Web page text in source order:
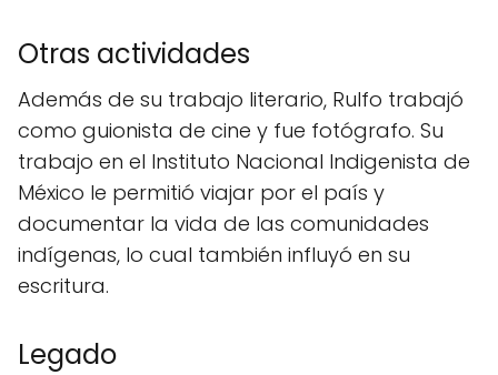
Otras actividades
Además de su trabajo literario, Rulfo trabajó
como guionista de cine y fue fotógrafo. Su
trabajo en el Instituto Nacional Indigenista de
México le permitió viajar por el país y
documentar la vida de las comunidades
indígenas, lo cual también influyó en su
escritura.
Legado